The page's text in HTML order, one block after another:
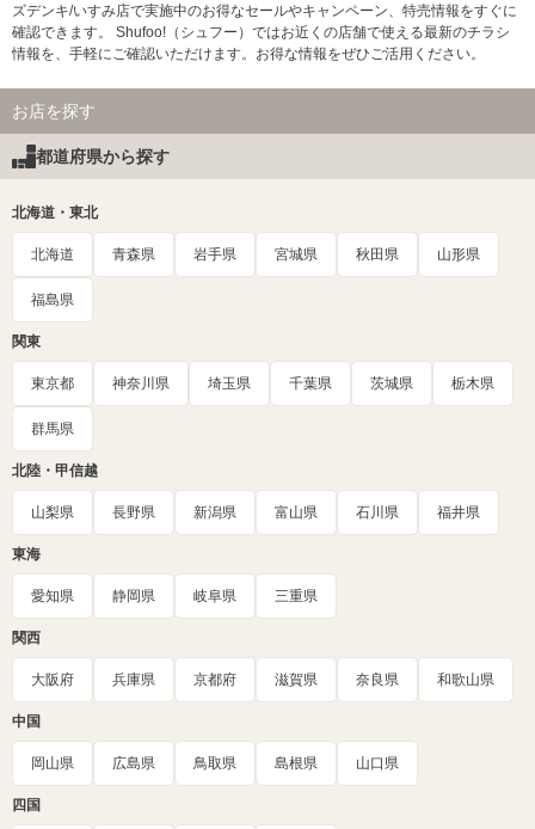
ズデンキ/いすみ店で実施中のお得なセールやキャンペーン、特売情報をすぐに
確認できます。 Shufoo!（シュフー）ではお近くの店舗で使える最新のチラシ
情報を、手軽にご確認いただけます。お得な情報をぜひご活用ください。
お店を探す
都道府県から探す
北海道・東北
北海道 青森県 岩手県 宮城県 秋田県 山形県
福島県
関東
東京都 神奈川県 埼玉県 千葉県 茨城県 栃木県
群馬県
北陸・甲信越
山梨県 長野県 新潟県 富山県 石川県 福井県
東海
愛知県 静岡県 岐阜県 三重県
関西
大阪府 兵庫県 京都府 滋賀県 奈良県 和歌山県
中国
岡山県 広島県 鳥取県 島根県 山口県
四国